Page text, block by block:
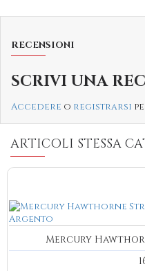
RECENSIONI
SCRIVI UNA
Accedere o registrarsi
ARTICOLI STESSA
Mercury